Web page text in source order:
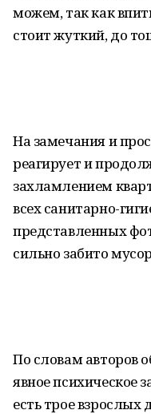
можем, так как
стоит жуткий, до
На замечания и
реагирует и
захламлением
всех санитарно-
представленных
сильно забито
По словам
явное психическое
есть трое взрослых